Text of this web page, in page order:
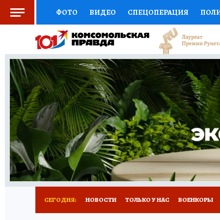
ФОТО ВИДЕО СПЕЦОПЕРАЦИЯ
СОЦПОДДЕРЖКА НАУКА СПОРТ
ВЫБОР ЭКСПЕРТОВ ДОКТОР
КНИЖНАЯ ПОЛКА ПРОГНОЗЫ НА СПОРТ
ПРЕСС-ЦЕНТР НЕДВИЖИМОСТЬ
РАДИО КП РЕКЛАМА ТЕСТЫ НОВОЕ
СЕГОДНЯ: НОВОСТИ ТОЛЬКО У НАС ВОЕНКОРЫ